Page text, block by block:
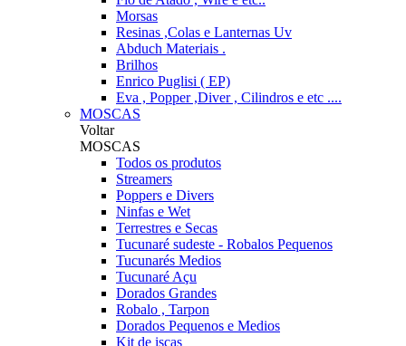
Morsas
Resinas ,Colas e Lanternas Uv
Abduch Materiais .
Brilhos
Enrico Puglisi ( EP)
Eva , Popper ,Diver , Cilindros e etc ....
MOSCAS
Voltar
MOSCAS
Todos os produtos
Streamers
Poppers e Divers
Ninfas e Wet
Terrestres e Secas
Tucunaré sudeste - Robalos Pequenos
Tucunarés Medios
Tucunaré Açu
Dorados Grandes
Robalo , Tarpon
Dorados Pequenos e Medios
Kit de iscas